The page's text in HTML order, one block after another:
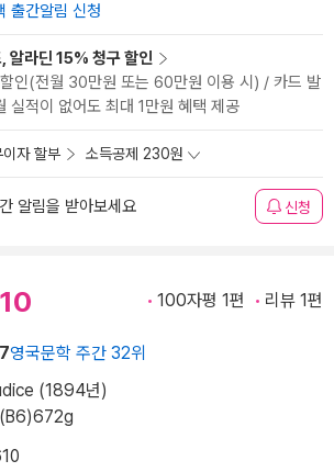
출간알림 신청
알라딘 15% 청구 할인
인(전월 30만원 또는 60만원 이용 시) / 카드 발
실적이 없어도 최대 1만원 혜택 제공
이자 할부 소득공제 230원
알림을 받아보세요 신청
10 100자평 1편 리뷰 1편
영국문학 주간 32위
(1894년)
672g